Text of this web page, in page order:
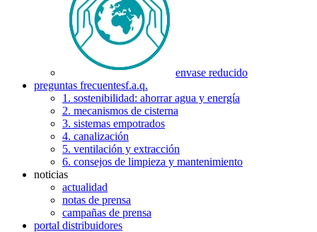
envase reducido
preguntas frecuentesf.a.q.
1. sostenibilidad: ahorrar agua y energía
2. mecanismos de cisterna
3. sistemas empotrados
4. canalización
5. ventilación y extracción
6. consejos de limpieza y mantenimiento
noticias
actualidad
notas de prensa
campañas de prensa
portal distribuidores